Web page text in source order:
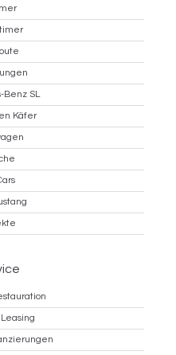
Benz SL
Käfer